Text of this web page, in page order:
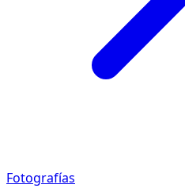
Fotografías